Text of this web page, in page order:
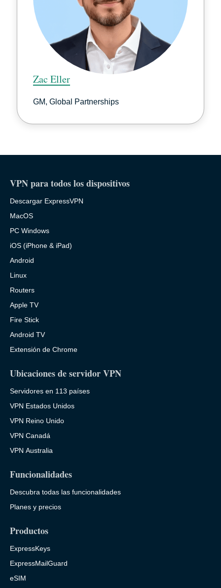
Zac Eller
GM, Global Partnerships
VPN para todos los dispositivos
Descargar ExpressVPN
MacOS
PC Windows
iOS (iPhone & iPad)
Android
Linux
Routers
Apple TV
Fire Stick
Android TV
Extensión de Chrome
Ubicaciones de servidor VPN
Servidores en 113 países
VPN Estados Unidos
VPN Reino Unido
VPN Canadá
VPN Australia
Funcionalidades
Descubra todas las funcionalidades
Planes y precios
Productos
ExpressKeys
ExpressMailGuard
eSIM